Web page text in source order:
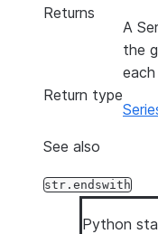
Returns
A
the
Return type
See also
str.endswith
Python